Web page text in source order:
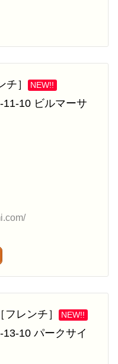
チ］ NEW!!
10 ビルマーサ
フレンチ］ NEW!!
10 パークサイ